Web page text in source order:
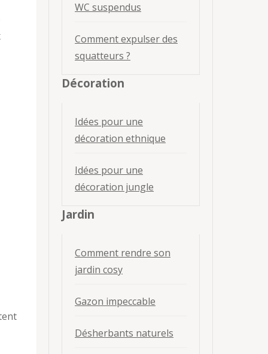
WC suspendus
Comment expulser des
squatteurs ?
Décoration
Idées pour une
décoration ethnique
Idées pour une
décoration jungle
Jardin
Comment rendre son
jardin cosy
Gazon impeccable
Désherbants naturels